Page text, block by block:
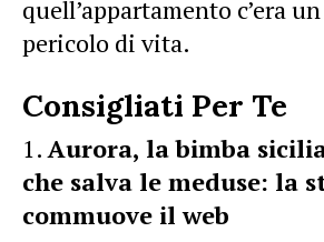
quell’appartamento c’era
pericolo di vita.
Consigliati Per Te
Aurora, la bimba
che salva le meduse: la
commuove il web